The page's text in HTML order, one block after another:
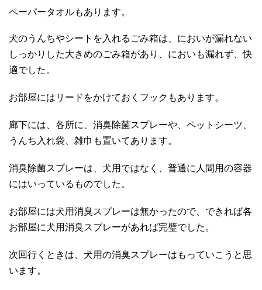
ペーパータオルもあります。
犬のうんちやシートを入れるごみ箱は、においが漏れない
しっかりした大きめのごみ箱があり、においも漏れず、快
適でした。
お部屋にはリードをかけておくフックもあります。
廊下には、各所に、消臭除菌スプレーや、ペットシーツ、
うんち入れ袋、雑巾も置いてあります。
消臭除菌スプレーは、犬用ではなく、普通に人間用の容器
にはいっているものでした。
お部屋には犬用消臭スプレーは無かったので、できれば各
お部屋に犬用消臭スプレーがあれば完璧でした。
次回行くときは、犬用の消臭スプレーはもっていこうと思
います。